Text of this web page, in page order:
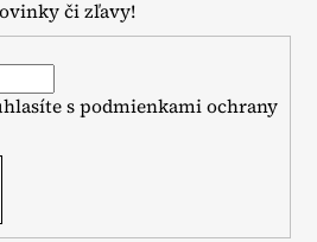
či zľavy!
spodmienkami ochrany